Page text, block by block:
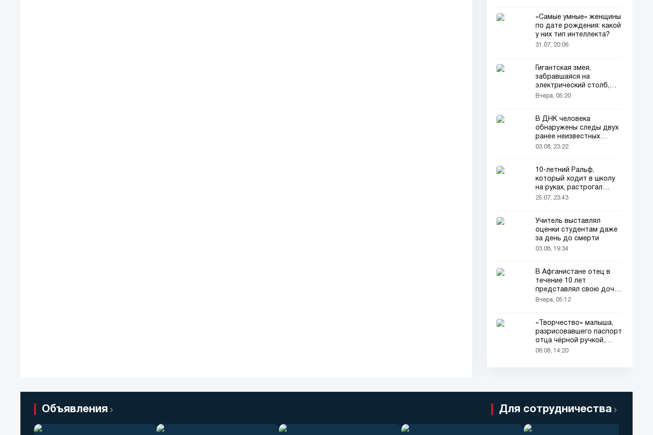
«Самые умные» женщины
по дате рождения: какой
у них тип интеллекта?
31.07, 20:06
Гигантская змея,
забравшаяся на
электрический столб,
погибла от удара током
Вчера, 05:20
В ДНК человека
обнаружены следы двух
ранее неизвестных
предков
03.08, 23:22
10-летний Ральф,
который ходит в школу
на руках, растрогал
пользователей соцсетей
25.07, 23:43
Учитель выставлял
оценки студентам даже
за день до смерти
03.08, 19:34
В Афганистане отец в
течение 10 лет
представлял свою дочь
окружающим как
Вчера, 05:12
«Творчество» малыша,
разрисовавшего паспорт
отца чёрной ручкой,
привлекло всеобщее
06.08, 14:20
Объявления Для сотрудничества